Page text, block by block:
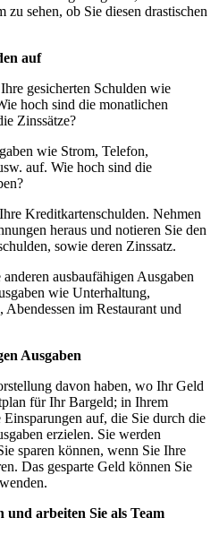
zu sehen, ob Sie diesen drastischen
auf
gesicherten Schulden wie
hoch sind die monatlichen
Zinssätze?
wie Strom, Telefon,
auf. Wie hoch sind die
Kreditkartenschulden. Nehmen
heraus und notieren Sie den
sowie deren Zinssatz.
ausbaufähigen Ausgaben
wie Unterhaltung,
im Restaurant und
Ausgaben
davon haben, wo Ihr Geld
für Ihr Bargeld; in Ihrem
auf, die Sie durch die
erzielen. Sie werden
sparen können, wenn Sie Ihre
Das gesparte Geld können Sie
arbeiten Sie als Team